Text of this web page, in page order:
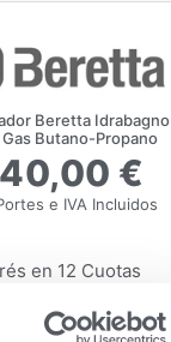
Beretta Idrabagno
Gas Butano-Propano
€
e IVA Incluidos
en 12 Cuotas